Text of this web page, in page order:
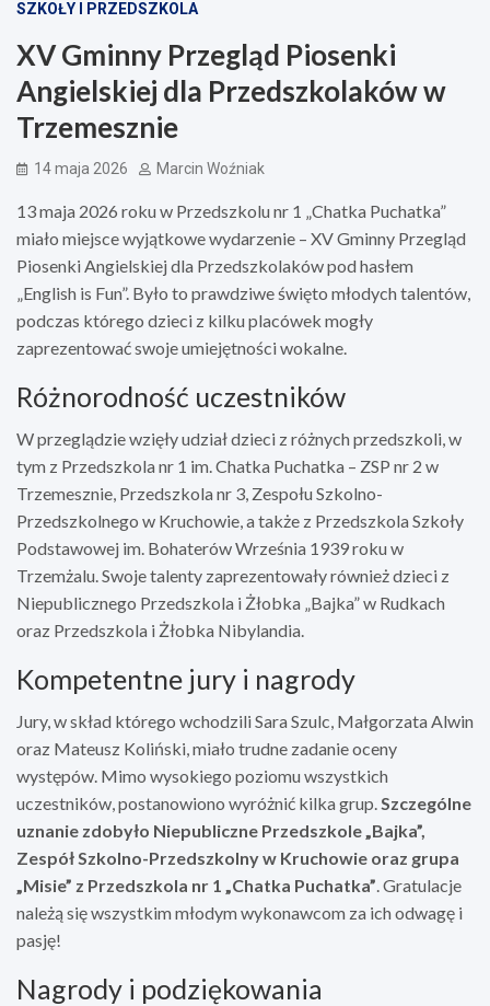
SZKOŁY I PRZEDSZKOLA
XV Gminny Przegląd Piosenki
Angielskiej dla Przedszkolaków w
Trzemesznie
14 maja 2026 Marcin Woźniak
13 maja 2026 roku w Przedszkolu nr 1 „Chatka Puchatka”
miało miejsce wyjątkowe wydarzenie – XV Gminny Przegląd
Piosenki Angielskiej dla Przedszkolaków pod hasłem
„English is Fun”. Było to prawdziwe święto młodych talentów,
podczas którego dzieci z kilku placówek mogły
zaprezentować swoje umiejętności wokalne.
Różnorodność uczestników
W przeglądzie wzięły udział dzieci z różnych przedszkoli, w
tym z Przedszkola nr 1 im. Chatka Puchatka – ZSP nr 2 w
Trzemesznie, Przedszkola nr 3, Zespołu Szkolno-
Przedszkolnego w Kruchowie, a także z Przedszkola Szkoły
Podstawowej im. Bohaterów Września 1939 roku w
Trzemżalu. Swoje talenty zaprezentowały również dzieci z
Niepublicznego Przedszkola i Żłobka „Bajka” w Rudkach
oraz Przedszkola i Żłobka Nibylandia.
Kompetentne jury i nagrody
Jury, w skład którego wchodzili Sara Szulc, Małgorzata Alwin
oraz Mateusz Koliński, miało trudne zadanie oceny
występów. Mimo wysokiego poziomu wszystkich
uczestników, postanowiono wyróżnić kilka grup.Szczególne
uznanie zdobyło Niepubliczne Przedszkole „Bajka”,
Zespół Szkolno-Przedszkolny w Kruchowie oraz grupa
„Misie” z Przedszkola nr 1 „Chatka Puchatka”. Gratulacje
należą się wszystkim młodym wykonawcom za ich odwagę i
pasję!
Nagrody i podziękowania